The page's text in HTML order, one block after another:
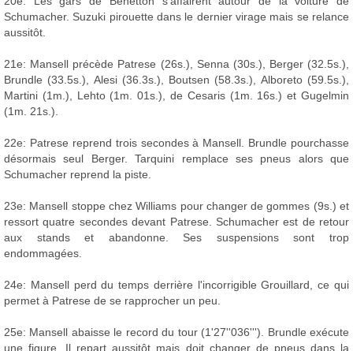
Schumacher. Suzuki pirouette dans le dernier virage mais se relance
aussitôt.
21e: Mansell précède Patrese (26s.), Senna (30s.), Berger (32.5s.),
Brundle (33.5s.), Alesi (36.3s.), Boutsen (58.3s.), Alboreto (59.5s.),
Martini (1m.), Lehto (1m. 01s.), de Cesaris (1m. 16s.) et Gugelmin
(1m. 21s.).
22e: Patrese reprend trois secondes à Mansell. Brundle pourchasse
désormais seul Berger. Tarquini remplace ses pneus alors que
Schumacher reprend la piste.
23e: Mansell stoppe chez Williams pour changer de gommes (9s.) et
ressort quatre secondes devant Patrese. Schumacher est de retour
aux stands et abandonne. Ses suspensions sont trop
endommagées.
24e: Mansell perd du temps derrière l'incorrigible Grouillard, ce qui
permet à Patrese de se rapprocher un peu.
25e: Mansell abaisse le record du tour (1'27''036'''). Brundle exécute
une figure. Il repart aussitôt mais doit changer de pneus dans la